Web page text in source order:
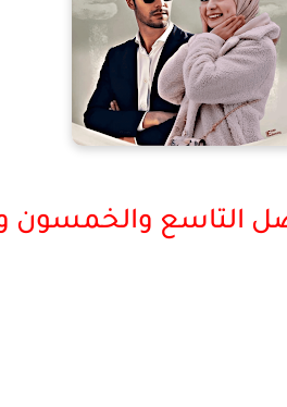
التاسع والخمسون